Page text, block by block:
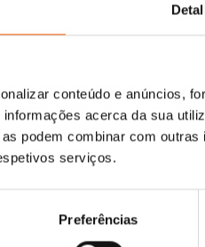
conteúdo e anúncios,
informações acerca da sua
podem combinar com
serviços.
Preferências
€.
14,95€O
era:
14,95 €.
13,46€O
é:
13,46
David Litchfield